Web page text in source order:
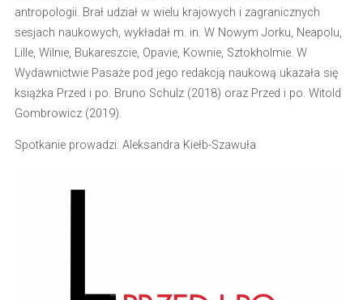
antropologii. Brał udział w wielu krajowych i zagranicznych
sesjach naukowych, wykładał m. in. W Nowym Jorku, Neapolu,
Lille, Wilnie, Bukareszcie, Opavie, Kownie, Sztokholmie. W
Wydawnictwie Pasaże pod jego redakcją naukową ukazała się
książka Przed i po. Bruno Schulz (2018) oraz Przed i po. Witold
Gombrowicz (2019).
Spotkanie prowadzi: Aleksandra Kiełb-Szawuła